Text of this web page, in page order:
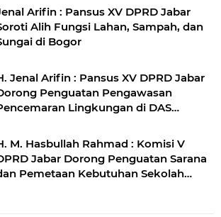
Arifin : Pansus XV DPRD Jabar
Alih Fungsi Lahan, Sampah, dan
di Bogor
Jenal Arifin : Pansus XV DPRD Jabar
Penguatan Pengawasan
Lingkungan di DAS
M. Hasbullah Rahmad : Komisi V
Jabar Dorong Penguatan Sarana
Pemetaan Kebutuhan Sekolah